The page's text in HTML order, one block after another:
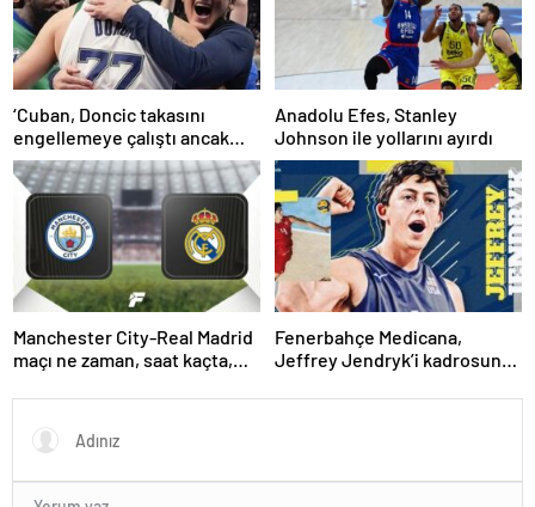
‘Cuban, Doncic takasını
engellemeye çalıştı ancak
geç kaldı’ iddiası! NBA
Haberleri
Anadolu Efes, Stanley
Johnson ile yollarını ayırdı
Manchester City-Real Madrid
maçı ne zaman, saat kaçta,
11'ler)
Fenerbahçe Medicana,
Jeffrey Jendryk’i kadrosuna